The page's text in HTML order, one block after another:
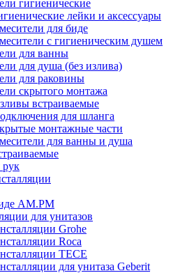
гигиенические
лейки и аксессуары
для биде
с гигиеническим душем
для ванны
для душа (без излива)
для раковины
скрытого монтажа
встраиваемые
для шланга
монтажные части
для ванны и душа
AM.PM
для унитазов
Grohe
Roca
TECE
для унитаза Geberit